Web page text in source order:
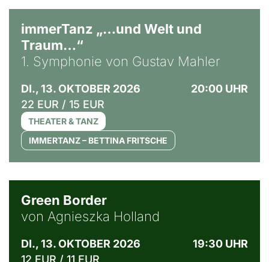
immerTanz „…und Welt und
Traum…“
1. Symphonie von Gustav Mahler
DI., 13. OKTOBER 2026
20:00 UHR
22 EUR / 15 EUR
THEATER & TANZ
IMMERTANZ – BETTINA FRITSCHE
Green Border
von Agnieszka Holland
DI., 13. OKTOBER 2026
19:30 UHR
12 EUR / 11 EUR